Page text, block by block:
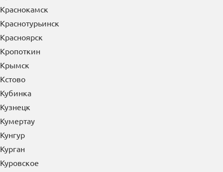
Краснокамск
Краснотурьинск
Красноярск
Кропоткин
Крымск
Кстово
Кубинка
Кузнецк
Кумертау
Кунгур
Курган
Куровское